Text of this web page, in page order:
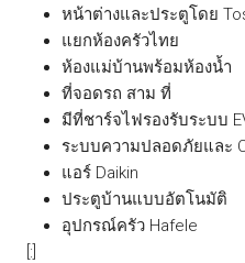
หน้าต่างและประตูโดย
แยกห้องครัวไทย
ห้องแม่บ้านพร้อมห้องน้ำ
ที่จอดรถ สาม ที่
มีที่ชาร์จไฟรองรับระบบ
ระบบความปลอดภัยและ
แอร์ Daikin
ประตูบ้านแบบอัตโนมัติ
อุปกรณ์ครัว Hafele
[:]